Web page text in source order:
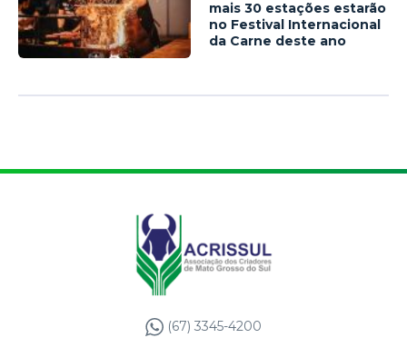
mais 30 estações estarão
no Festival Internacional
da Carne deste ano
(67) 3345-4200